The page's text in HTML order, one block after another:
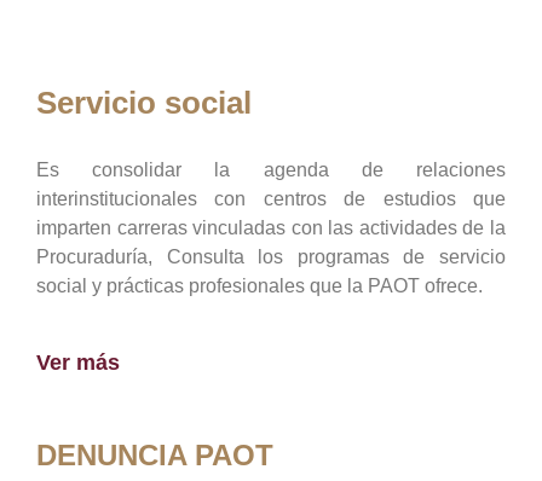
Servicio social
Es consolidar la agenda de relaciones
interinstitucionales con centros de estudios que
imparten carreras vinculadas con las actividades de la
Procuraduría, Consulta los programas de servicio
social y prácticas profesionales que la PAOT ofrece.
Ver más
DENUNCIA PAOT